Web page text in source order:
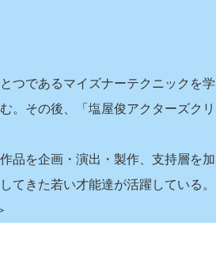
つであるマイズナーテクニックを学
。その後、「塩屋俊アクターズクリ
品を企画・演出・製作、支持層を加
てきた若い才能達が活躍している。